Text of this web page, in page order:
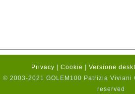
Privacy Cookie Versione
© 2003-2021 GOLEM100 Patrizia Viviani
reserved